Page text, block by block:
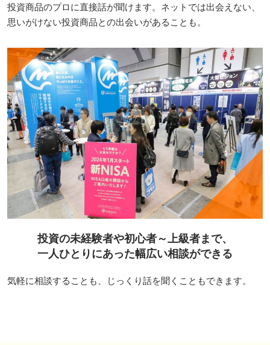
投資商品のプロに直接話が聞けます。ネットでは出会えない、
思いがけない投資商品との出会いがあることも。
投資の未経験者や初心者～上級者まで、
一人ひとりにあった幅広い相談ができる
気軽に相談することも、じっくり話を聞くこともできます。